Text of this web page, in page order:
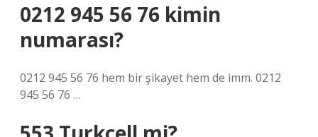
0212 945 56 76 kimin
numarası?
0212 945 56 76 hem bir şikayet hem de imm. 0212
945 56 76 …